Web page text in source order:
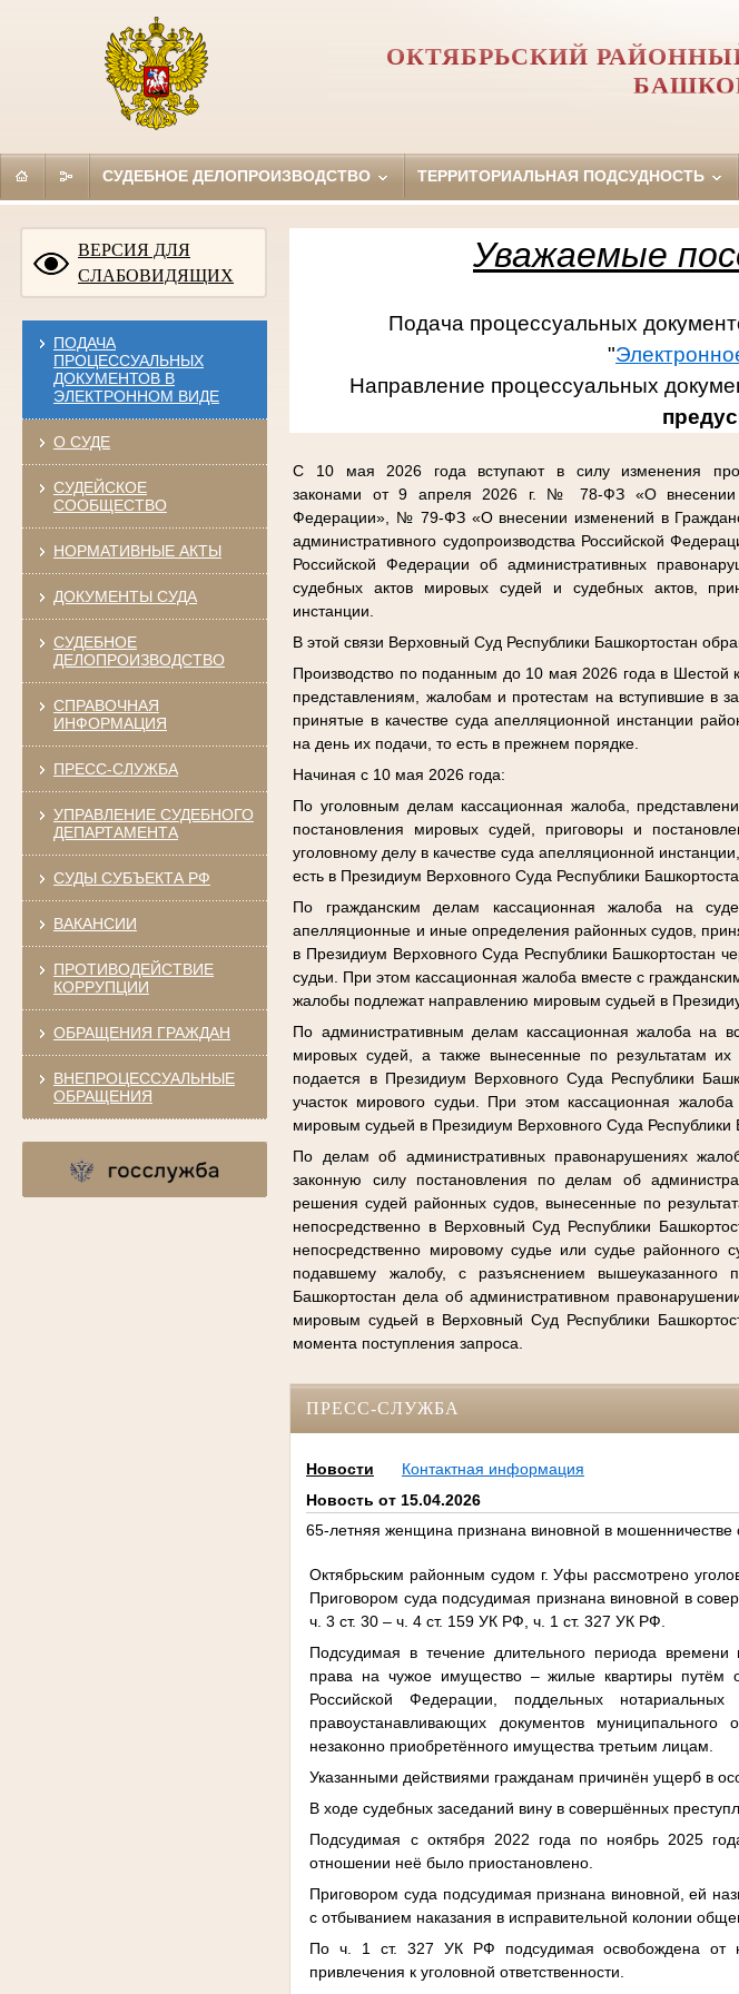
ОКТЯБРЬСКИЙ
СУДЕБНОЕ ДЕЛОПРОИЗВОДСТВО ТЕРРИТОРИАЛЬНАЯ ПОДСУДНОСТЬ
ВЕРСИЯ ДЛЯ
СЛАБОВИДЯЩИХ
ПОДАЧА
ПРОЦЕССУАЛЬНЫХ
ДОКУМЕНТОВ В
ЭЛЕКТРОННОМ ВИДЕ
О СУДЕ
СУДЕЙСКОЕ
СООБЩЕСТВО
НОРМАТИВНЫЕ АКТЫ
ДОКУМЕНТЫ СУДА
СУДЕБНОЕ
ДЕЛОПРОИЗВОДСТВО
СПРАВОЧНАЯ
ИНФОРМАЦИЯ
ПРЕСС-СЛУЖБА
УПРАВЛЕНИЕ СУДЕБНОГО
ДЕПАРТАМЕНТА
СУДЫ СУБЪЕКТА РФ
ВАКАНСИИ
ПРОТИВОДЕЙСТВИЕ
КОРРУПЦИИ
ОБРАЩЕНИЯ ГРАЖДАН
ВНЕПРОЦЕССУАЛЬНЫЕ
ОБРАЩЕНИЯ
Уважаемые
Подача процессуальных
"
Направление процессуальных
С 10 мая 2026 года вступают в силу изменения
законами от 9 апреля 2026 г. № 78-ФЗ «О внесении
Федерации», № 79-ФЗ «О внесении изменений в
административного судопроизводства Российской
Российской Федерации об административных
судебных актов мировых судей и судебных актов,
инстанции.
В этой связи Верховный Суд Республики Башкортостан
Производство по поданным до 10 мая 2026 года в
представлениям, жалобам и протестам на вступившие в
принятые в качестве суда апелляционной инстанции
на день их подачи, то есть в прежнем порядке.
Начиная с 10 мая 2026 года:
По уголовным делам кассационная жалоба,
постановления мировых судей, приговоры и
уголовному делу в качестве суда апелляционной
есть в Президиум Верховного Суда Республики
По гражданским делам кассационная жалоба на
апелляционные и иные определения районных судов,
в Президиум Верховного Суда Республики Башкортостан
судьи. При этом кассационная жалоба вместе с
жалобы подлежат направлению мировым судьей в
По административным делам кассационная жалоба на
мировых судей, а также вынесенные по результатам
подается в Президиум Верховного Суда Республики
участок мирового судьи. При этом кассационная
мировым судьей в Президиум Верховного Суда Республики
По делам об административных правонарушениях
законную силу постановления по делам об
решения судей районных судов, вынесенные по
непосредственно в Верховный Суд Республики
непосредственно мировому судье или судье районного
подавшему жалобу, с разъяснением вышеуказанного
Башкортостан дела об административном
мировым судьей в Верховный Суд Республики
момента поступления запроса.
ПРЕСС-СЛУЖБА
Новости
Контактная информация
Новость от 15.04.2026
65-летняя женщина признана виновной в
Октябрьским районным судом г. Уфы рассмотрено
Приговором суда подсудимая признана виновной в
ч. 3 ст. 30 – ч. 4 ст. 159 УК РФ, ч. 1 ст. 327 УК РФ.
Подсудимая в течение длительного периода времени
права на чужое имущество – жилые квартиры путём
Российской Федерации, поддельных
правоустанавливающих документов
незаконно приобретённого имущества третьим лицам.
Указанными действиями гражданам причинён ущерб в
В ходе судебных заседаний вину в совершённых
Подсудимая с октября 2022 года по ноябрь 2025
отношении неё было приостановлено.
Приговором суда подсудимая признана виновной, ей
с отбыванием наказания в исправительной колонии
По ч. 1 ст. 327 УК РФ подсудимая освобождена от
привлечения к уголовной ответственности.